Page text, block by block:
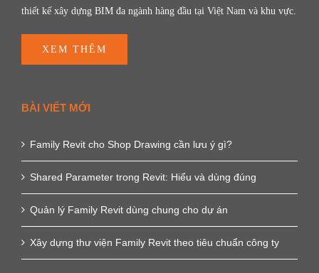
thiết kế xây dựng BIM đa ngành hàng đầu tại Việt Nam và khu vực.
XEM THÊM
BÀI VIẾT MỚI
Family Revit cho Shop Drawing cần lưu ý gì?
Shared Parameter trong Revit: Hiểu và dùng đúng
Quản lý Family Revit dùng chung cho dự án
Xây dựng thư viện Family Revit theo tiêu chuẩn công ty